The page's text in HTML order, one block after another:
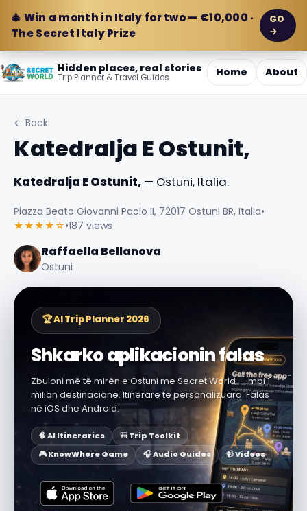
🎄 Win a month in Italy for two — €10,000 ·
The Secret Italy Prize
GO
→
Hidden places, real stories
Trip Planner & Travel Guides Home About
← Back
Katedralja E Ostunit,
Katedralja E Ostunit, — Ostuni, Italia.
Piazza Beato Giovanni Paolo II, 72017 Ostuni BR, Italia•
★★★★☆•187 views
Raffaella Bellanova
Ostuni
🏆 AI Trip Planner 2026
Shkarko aplikacionin falas
Zbuloni më të mirën e Ostuni me Secret World — mbi 1
milion destinacione. Itinerare të personalizuara. Falas
në iOS dhe Android.
🧠 AI Itineraries
🎒 Trip Toolkit
🎮 KnowWhere Game
🎧 Audio Guides 📹 Videos